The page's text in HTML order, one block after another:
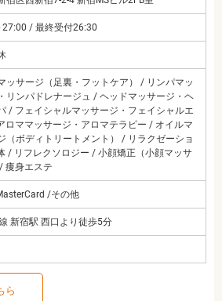
27:00 / 最終受付26:30
ッサージ（足裏・フットケア） / リンパマッ
リンパドレナージュ / ヘッドマッサージ・ヘ
/ フェイシャルマッサージ・フェイシャルエ
ロママッサージ・アロマテラピー / オイルマ
（ボディトリートメント） / リラクゼーショ
/ リフレクソロジー / 小顔矯正（小顔マッサ
痩身エステ
/その他
新宿駅 西口より徒歩5分
ら